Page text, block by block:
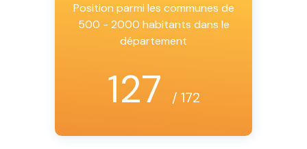
Position parmi les communes de
500 - 2000 habitants dans le
département
127 / 172